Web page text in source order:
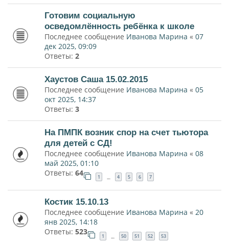
Готовим социальную
осведомлённость ребёнка к школе
Последнее сообщение Иванова Марина « 07
дек 2025, 09:09
Ответы: 2
Хаустов Саша 15.02.2015
Последнее сообщение Иванова Марина « 05
окт 2025, 14:37
Ответы: 3
На ПМПК возник спор на счет тьютора
для детей с СД!
Последнее сообщение Иванова Марина « 08
май 2025, 01:10
Ответы: 64 1 … 4 5 6 7
Костик 15.10.13
Последнее сообщение Иванова Марина « 20
янв 2025, 14:18
Ответы: 523 1 … 50 51 52 53